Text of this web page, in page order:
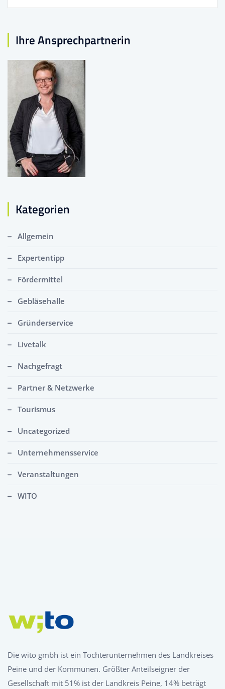
Ihre Ansprechpartnerin
Kategorien
Allgemein
Expertentipp
Fördermittel
Gebläsehalle
Gründerservice
Livetalk
Nachgefragt
Partner & Netzwerke
Tourismus
Uncategorized
Unternehmensservice
Veranstaltungen
WITO
Die wito gmbh ist ein Tochterunternehmen des Landkreises
Peine und der Kommunen. Größter Anteilseigner der
Gesellschaft mit 51% ist der Landkreis Peine, 14% beträgt